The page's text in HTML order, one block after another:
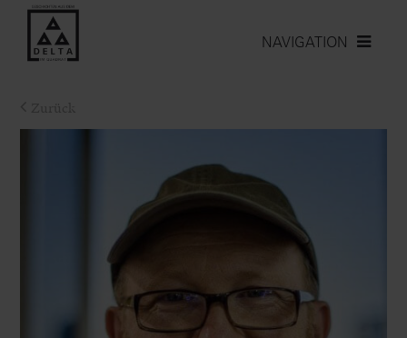
NAVIGATION